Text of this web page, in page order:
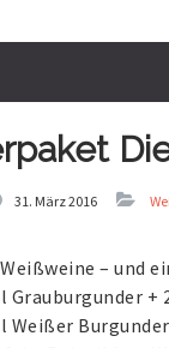
31. März 2016
– und
Grauburgunder +
Weißer